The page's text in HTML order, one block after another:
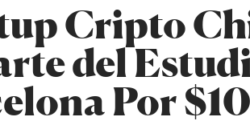
Cripto
del
Por